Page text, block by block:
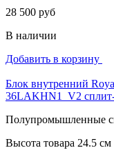
28 500 руб
В наличии
Добавить в корзину
Блок внутренний
36LAKHN1_V2 сплит-
Полупромышленные
Высота товара 24.5 см